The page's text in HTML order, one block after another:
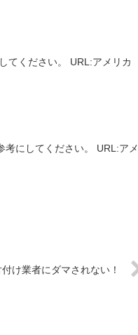
てください。 URL:アメリカ
にしてください。 URL:アメ
け業者にダマされない！